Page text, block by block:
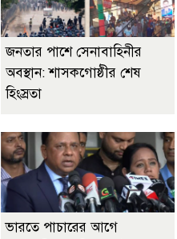
জনতার পাশে সেনাবাহিনীর
অবস্থান: শাসকগোষ্ঠীর শেষ
হিংস্রতা
ভারতে পাচারের আগে